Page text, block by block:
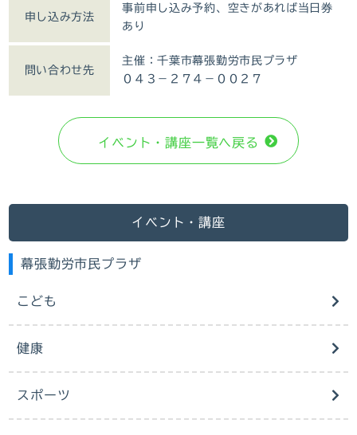
申し込み方法
事前申し込み予約、空きがあれば当日券
あり
問い合わせ先
主催：千葉市幕張勤労市民プラザ
０４３－２７４－００２７
イベント・講座⼀覧へ戻る
イベント・講座
幕張勤労市民プラザ
こども
健康
スポーツ